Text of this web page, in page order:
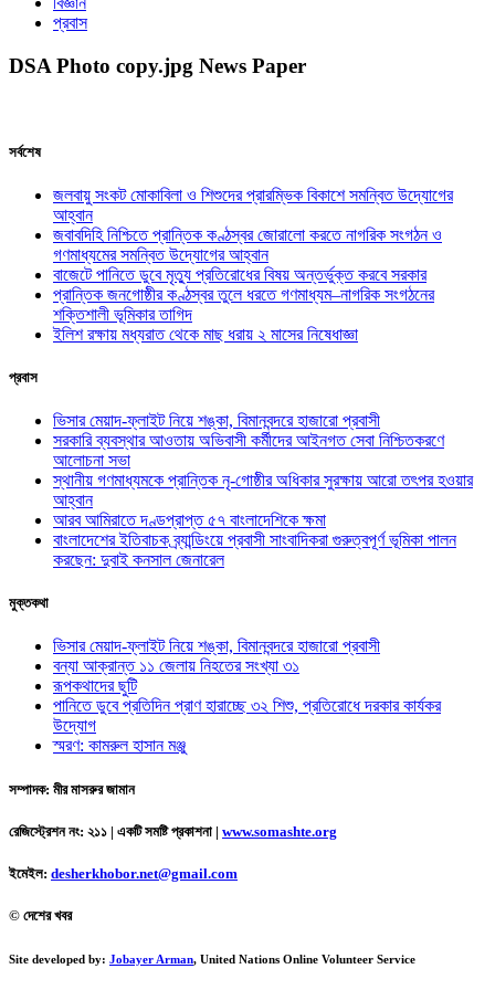
প্রবাস
DSA Photo copy.jpg News Paper
সর্বশেষ
জলবায়ু সংকট মোকাবিলা ও শিশুদের প্রারম্ভিক বিকাশে সমন্বিত উদ্যোগের
আহ্বান
জবাবদিহি নিশ্চিতে প্রান্তিক কণ্ঠস্বর জোরালো করতে নাগরিক সংগঠন ও
গণমাধ্যমের সমন্বিত উদ্যোগের আহ্বান
বাজেটে পানিতে ডুবে মৃত্যু প্রতিরোধের বিষয় অন্তর্ভুক্ত করবে সরকার
প্রান্তিক জনগোষ্ঠীর কণ্ঠস্বর তুলে ধরতে গণমাধ্যম–নাগরিক সংগঠনের
শক্তিশালী ভূমিকার তাগিদ
ইলিশ রক্ষায় মধ্যরাত থেকে মাছ ধরায় ২ মাসের নিষেধাজ্ঞা
প্রবাস
ভিসার মেয়াদ-ফ্লাইট নিয়ে শঙ্কা, বিমানবন্দরে হাজারো প্রবাসী
সরকারি ব্যবস্থার আওতায় অভিবাসী কর্মীদের আইনগত সেবা নিশ্চিতকরণে
আলোচনা সভা
স্থানীয় গণমাধ্যমকে প্রান্তিক নৃ-গোষ্ঠীর অধিকার সুরক্ষায় আরো তৎপর হওয়ার
আহ্বান
আরব আমিরাতে দণ্ডপ্রাপ্ত ৫৭ বাংলাদেশিকে ক্ষমা
বাংলাদেশের ইতিবাচক ব্র্যান্ডিংয়ে প্রবাসী সাংবাদিকরা গুরুত্বপূর্ণ ভূমিকা পালন
করছেন: দুবাই কনসাল জেনারেল
মুক্তকথা
ভিসার মেয়াদ-ফ্লাইট নিয়ে শঙ্কা, বিমানবন্দরে হাজারো প্রবাসী
বন্যা আক্রান্ত ১১ জেলায় নিহতের সংখ্যা ৩১
রূপকথাদের ছুটি
পানিতে ডুবে প্রতিদিন প্রাণ হারাচ্ছে ৩২ শিশু, প্রতিরোধে দরকার কার্যকর
উদ্যোগ
স্মরণ: কামরুল হাসান মঞ্জু
সম্পাদক: মীর মাসরুর জামান
রেজিস্ট্রেশন নং: ২১১ | একটি সমষ্টি প্রকাশনা | www.somashte.org
ইমেইল: desherkhobor.net@gmail.com
© দেশের খবর
Site developed by: Jobayer Arman, United Nations Online Volunteer Service